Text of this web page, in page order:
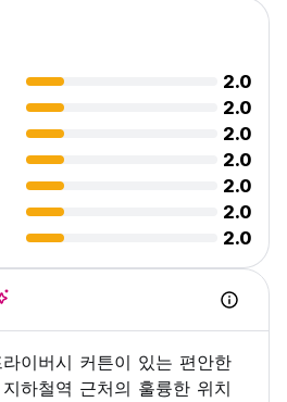
2.0
2.0
2.0
2.0
2.0
2.0
2.0
이버시 커튼이 있는 편안한
하철역 근처의 훌륭한 위치